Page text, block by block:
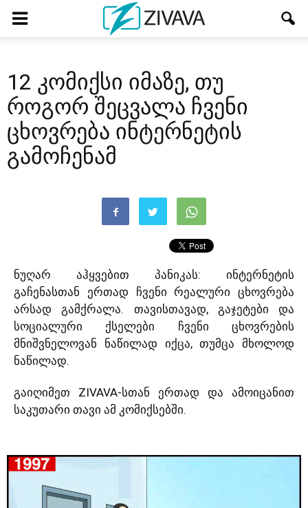
12 კომიქსი იმაზე, თუ
როგორ შეცვალა ჩვენი
ცხოვრება ინტერნეტის
გამოჩენამ
ნუღარ აჰყვებით პანიკას: ინტერნეტის
გაჩენასთან ერთად ჩვენი რეალური ცხოვრება
არსად გამქრალა. თავისთავად, გაჯეტები და
სოციალური ქსელები ჩვენი ცხოვრების
მნიშვნელოვან ნაწილად იქცა, თუმცა მხოლოდ
ნაწილად.
გაიღიმეთ ZIVAVA-სთან ერთად და ამოიცანით
საკუთარი თავი ამ კომიქსებში.